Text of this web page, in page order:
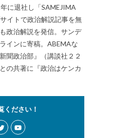
に退社し「SAMEJIMA
イトで政治解説記事を無
政治解説を発信。サンデ
インに寄稿。ABEMAな
聞政治部』（講談社２２
の共著に『政治はケンカ
ください！